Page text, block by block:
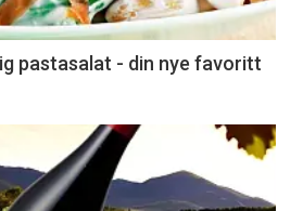
pastasalat - din nye favoritt